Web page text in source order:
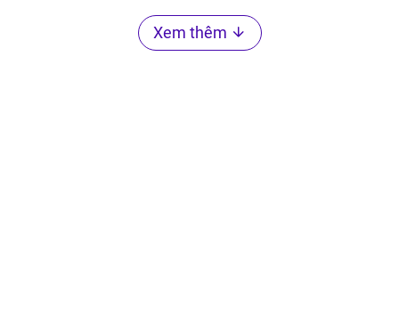
Xem thêm